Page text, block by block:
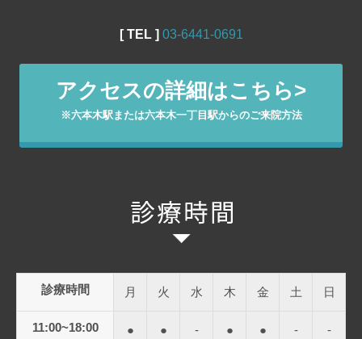
[ TEL ] 03‐6441‐0691
アクセスの詳細はこちら>
※六本木駅または六本木一丁目駅からのご来院方法
診療時間 月 火 水 木 金 土 日
11:00~18:00 ● ● - ● ● - -